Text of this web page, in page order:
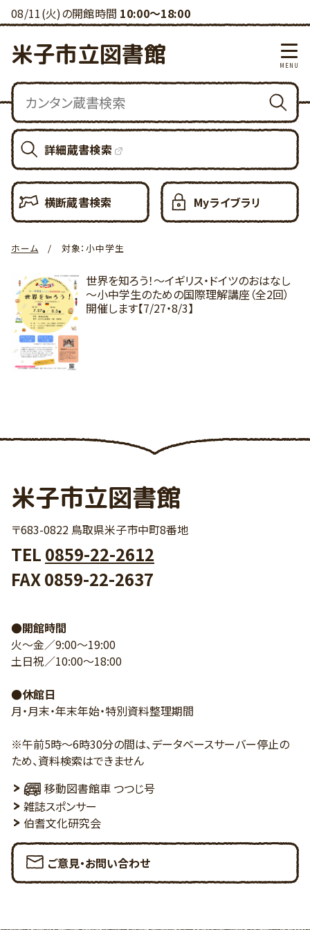
08/11(火)の開館時間 10:00～18:00
米子市立図書館
詳細蔵書検索
横断蔵書検索 Myライブラリ
ホーム 対象：小中学生
世界を知ろう！～イギリス・ドイツのおはなし
～小中学生のための国際理解講座（全2回）
開催します【7/27・8/3】
米子市立図書館
〒683-0822 鳥取県米子市中町8番地
TEL 0859-22-2612
FAX 0859-22-2637
●開館時間
火～金／9:00～19:00
土日祝／10:00～18:00
●休館日
月・月末・年末年始・特別資料整理期間
※午前5時～6時30分の間は、データベースサーバー停止の
ため、資料検索はできません
移動図書館車 つつじ号
雑誌スポンサー
伯耆文化研究会
ご意見・お問い合わせ